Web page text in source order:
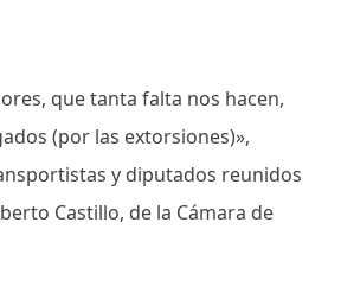
que tanta falta nos hacen,
(por las extorsiones)»,
y diputados reunidos
Castillo, de la Cámara de